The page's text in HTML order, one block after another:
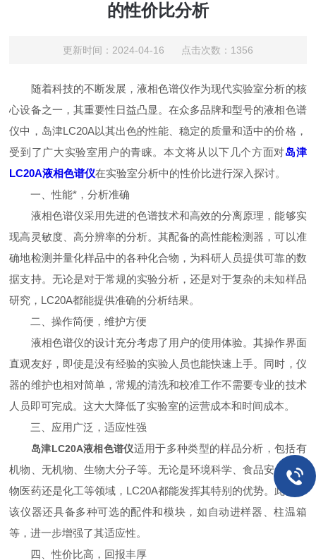
的性价比分析
更新时间：2024-04-16 点击次数：1356
随着科技的不断发展，液相色谱仪作为现代实验室分析的核
心设备之一，其重要性日益凸显。在众多品牌和型号的液相色谱
仪中，岛津LC20A以其出色的性能、稳定的质量和适中的价格，
受到了广大实验室用户的青睐。本文将从以下几个方面对岛津
LC20A液相色谱仪在实验室分析中的性价比进行深入探讨。
一、性能*，分析准确
液相色谱仪采用先进的色谱技术和高效的分离原理，能够实
现高灵敏度、高分辨率的分析。其配备的高性能检测器，可以准
确地检测并量化样品中的各种化合物，为科研人员提供可靠的数
据支持。无论是对于常规的实验分析，还是对于复杂的未知样品
研究，LC20A都能提供准确的分析结果。
二、操作简便，维护方便
液相色谱仪的设计充分考虑了用户的使用体验。其操作界面
直观友好，即使是没有经验的实验人员也能快速上手。同时，仪
器的维护也相对简单，常规的清洗和校准工作不需要专业的技术
人员即可完成。这大大降低了实验室的运营成本和时间成本。
三、应用广泛，适应性强
岛津LC20A液相色谱仪适用于多种类型的样品分析，包括有
机物、无机物、生物大分子等。无论是环境科学、食品安全、生
物医药还是化工等领域，LC20A都能发挥其特别的优势。此外，
该仪器还具备多种可选的配件和模块，如自动进样器、柱温箱
等，进一步增强了其适应性。
四、性价比高，回报丰厚